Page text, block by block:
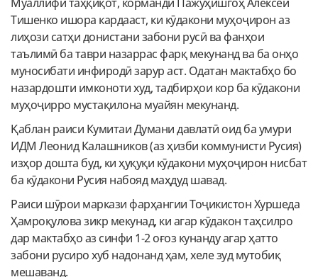
Тишенко ишора кардааст, ки кӯдакони муҳоҷирон аз
лиҳози сатҳи донистани забони русӣ ва фанҳои
таълимӣ ба таври назаррас фарқ мекунанд ва ба онҳо
муносибати инфиродӣ зарур аст. Одатан мактабҳо бо
назардошти имконоти худ, тадбирҳои кор ба кӯдакони
муҳоҷирро мустақилона муайян мекунанд.
Қаблан раиси Кумитаи Думани давлатӣ оид ба умури
ИДМ Леонид Калашников (аз ҳизби коммунисти Русия)
изҳор дошта буд, ки ҳуқуқи кӯдакони муҳоҷирон нисбат
ба кӯдакони Русия набояд маҳдуд шавад.
Раиси шӯрои маркази фарҳангии Тоҷикистон Хуршеда
Ҳамроқулова зикр мекунад, ки агар кӯдакон таҳсилро
дар мактабҳо аз синфи 1-2 оғоз кунанду агар ҳатто
забони русиро хуб надонанд ҳам, хеле зуд мутобиқ
мешаванд.